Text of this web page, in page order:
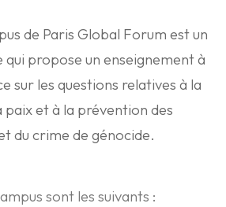
de Paris Global Forum est un
qui propose un enseignement à
sur les questions relatives à la
et à la prévention des
du crime de génocide.
sont les suivants :